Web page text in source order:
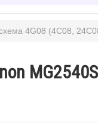
(4C08, 24C08, 408RT) для Canon MG2540S с